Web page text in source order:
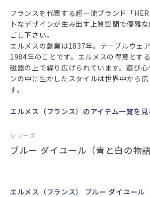
フランスを代表する超一流ブランド「
トなデザインが生み出す上質空間で優雅
ごし下さい。
エルメスの創業は1837年。テーブルウェ
1984年のことです。エルメスの得意とす
磁器の上で繰り広げられています。遊び
ンの中に生かしたスタイルは世界中から
す。
エルメス（フランス）のアイテム一覧を見
シリーズ
ブルー ダイユール（青と白の物語
エルメス（フランス） ブルー ダイユール